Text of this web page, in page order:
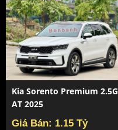
Kia Sorento Premium 2.5G
AT 2025
Giá Bán: 1.15 Tỷ